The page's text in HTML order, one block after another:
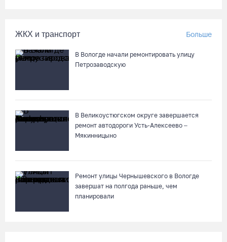
В Вологде иномарка сбила 12-летнего велосипедиста
07.08.26 / 10:36
07.08.26 / 10:24
Почти 60 тысяч вологжан научились защищать себя от
киберугроз
Неизвестный мужчина погиб в подожженном в Вологодской
ЖКХ и транспорт Больше
В Вологде начали ремонтировать улицу
Петрозаводскую
В Великоустюгском округе завершается
ремонт автодороги Усть-Алексеево –
Мякинницыно
Ремонт улицы Чернышевского в Вологде
завершат на полгода раньше, чем
планировали